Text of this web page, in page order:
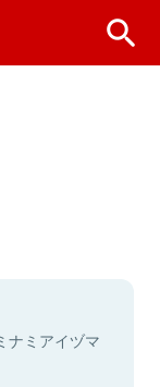
ナミアイヅマ